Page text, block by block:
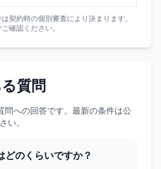
契約時の個別審査により決まります。
確認ください。
質問
問への回答です。最新の条件は公
い。
どのくらいですか？